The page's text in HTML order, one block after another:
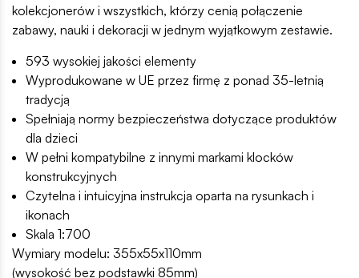
kolekcjonerów i wszystkich, którzy cenią połączenie
zabawy, nauki i dekoracji w jednym wyjątkowym zestawie.
593 wysokiej jakości elementy
Wyprodukowane w UE przez firmę z ponad 35-letnią
tradycją
Spełniają normy bezpieczeństwa dotyczące produktów
dla dzieci
W pełni kompatybilne z innymi markami klocków
konstrukcyjnych
Czytelna i intuicyjna instrukcja oparta na rysunkach i
ikonach
Skala 1:700
Wymiary modelu: 355x55x110mm
(wysokość bez podstawki 85mm)